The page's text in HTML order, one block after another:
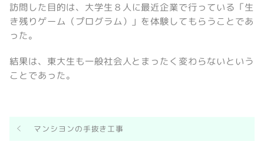
訪問した目的は、大学生８人に最近企業で行っている「生
き残りゲーム（プログラム）」を体験してもらうことであ
った。
結果は、東大生も一般社会人とまったく変わらないという
ことであった。
マンシヨンの手抜き工事